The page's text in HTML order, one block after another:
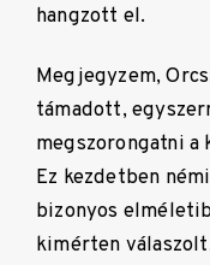
hangzott el.
Megjegyzem,
támadott,
megszorongatni
Ez kezdetben
bizonyos
kimérten